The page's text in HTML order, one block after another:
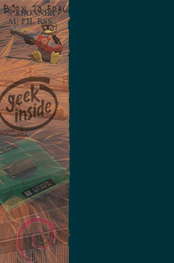
S'ABONNER
AU FIL RSS